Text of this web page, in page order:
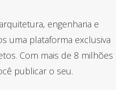
engenharia e
uma plataforma exclusiva
Com mais de 8 milhões
publicar o seu.